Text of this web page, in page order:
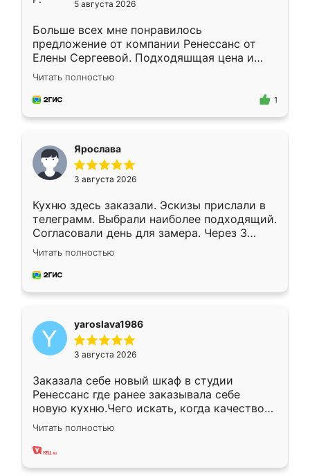
5 августа 2026
Больше всех мне понравилось
предложение от компании Ренессанс от
Елены Сергеевой. Подходяшщая цена и
короткие сроки изготовления. Приехавший
для замера сотрудник Владислав
предложил по моему эскизу самый
Читать полностью
1
Ярослава
3 августа 2026
Кухню здесь заказали. Эскизы прислали в
телеграмм. Выбрали наиболее подходящий.
Согласовали день для замера. Через 3
недели кухня была уже готова. Остались
довольны работой. Спасибо Ренессанс
мебель за качественную работу!
Читать полностью
yaroslava1986
3 августа 2026
Заказала себе новый шкаф в студии
Ренессанс где ранее заказывала себе
новую кухню.Чего искать, когда качеством
вполне довольна. Служит кухня уже почти
два года, нареканий нет.
Читать полностью